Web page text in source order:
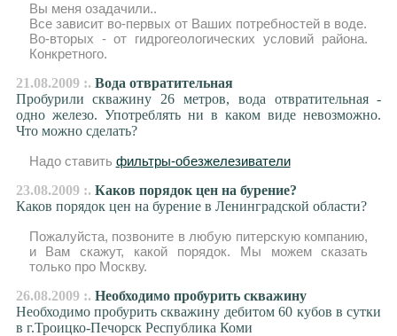
Вы меня озадачили..
Все зависит во-первых от Ваших потребностей в воде.
Во-вторых - от гидрогеологических условий района.
Конкретного.
21.08.2009 :. Вода отвратительная
Пробурили скважину 26 метров, вода отвратительная -
одно железо. Употреблять ни в каком виде невозможно.
Что можно сделать?
Надо ставить фильтры-обезжелезиватели
23.08.2009 :. Каков порядок цен на бурение?
Каков порядок цен на бурение в Ленинградской области?
Пожалуйста, позвоните в любую питерскую компанию,
и Вам скажут, какой порядок. Мы можем сказать
только про Москву.
26.08.2009 :. Необходимо пробурить скважину
Необходимо пробурить скважину дебитом 60 кубов в сутки
в г.Троицко-Печорск Республика Коми